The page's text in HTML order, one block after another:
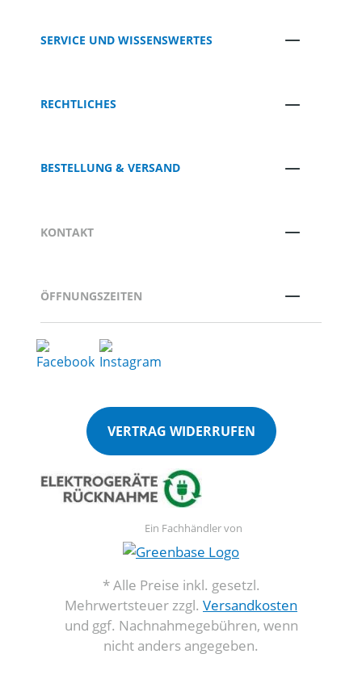
SERVICE UND WISSENSWERTES
RECHTLICHES
BESTELLUNG & VERSAND
KONTAKT
ÖFFNUNGSZEITEN
VERTRAG WIDERRUFEN
Ein Fachhändler von
* Alle Preise inkl. gesetzl.
Mehrwertsteuer zzgl. Versandkosten
und ggf. Nachnahmegebühren, wenn
nicht anders angegeben.